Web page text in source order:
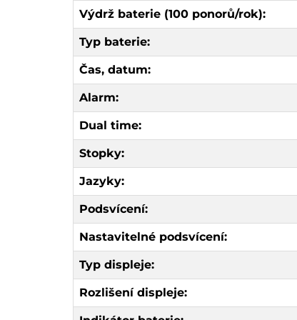
Výdrž baterie (100 ponorů/rok):
Typ baterie:
Čas, datum:
Alarm:
Dual time:
Stopky:
Jazyky:
Podsvícení:
Nastavitelné podsvícení:
Typ displeje:
Rozlišení displeje: